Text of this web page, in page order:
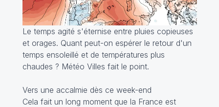
Le temps agité s'éternise entre pluies copieuses
et orages. Quant peut-on espérer le retour d'un
temps ensoleillé et de températures plus
chaudes ? Météo Villes fait le point.
Vers une accalmie dès ce week-end
Cela fait un long moment que la France est